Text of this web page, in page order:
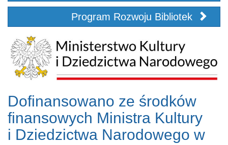
Program Rozwoju Bibliotek
Dofinansowano ze środków
finansowych Ministra Kultury
i Dziedzictwa Narodowego w